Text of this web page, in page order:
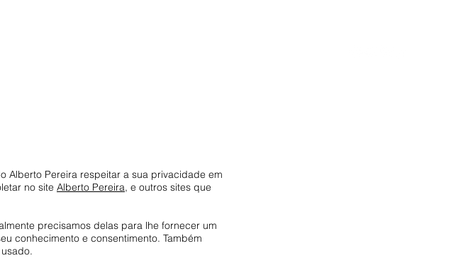
Alberto Pereira respeitar a sua privacidade em
no site Alberto Pereira, e outros sites que
precisamos delas para lhe fornecer um
conhecimento e consentimento. Também